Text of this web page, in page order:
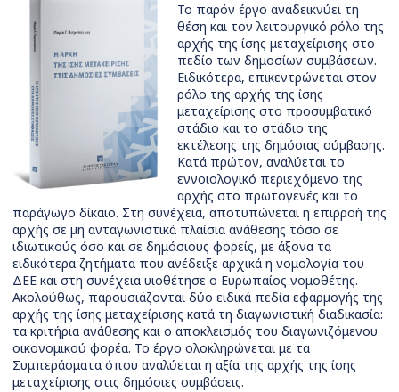
Το παρόν έργο αναδεικνύει τη
θέση και τον λειτουργικό ρόλο της
αρχής της ίσης μεταχείρισης στο
πεδίο των δημοσίων συμβάσεων.
Ειδικότερα, επικεντρώνεται στον
ρόλο της αρχής της ίσης
μεταχείρισης στο προσυμβατικό
στάδιο και το στάδιο της
εκτέλεσης της δημόσιας σύμβασης.
Κατά πρώτον, αναλύεται το
εννοιολογικό περιεχόμενο της
αρχής στο πρωτογενές και το
παράγωγο δίκαιο. Στη συνέχεια, αποτυπώνεται η επιρροή της
αρχής σε μη ανταγωνιστικά πλαίσια ανάθεσης τόσο σε
ιδιωτικούς όσο και σε δημόσιους φορείς, με άξονα τα
ειδικότερα ζητήματα που ανέδειξε αρχικά η νομολογία του
ΔΕΕ και στη συνέχεια υιοθέτησε ο Ευρωπαίος νομοθέτης.
Ακολούθως, παρουσιάζονται δύο ειδικά πεδία εφαρμογής της
αρχής της ίσης μεταχείρισης κατά τη διαγωνιστική διαδικασία:
τα κριτήρια ανάθεσης και ο αποκλεισμός του διαγωνιζόμενου
οικονομικού φορέα. Το έργο ολοκληρώνεται με τα
Συμπεράσματα όπου αναλύεται η αξία της αρχής της ίσης
μεταχείρισης στις δημόσιες συμβάσεις.